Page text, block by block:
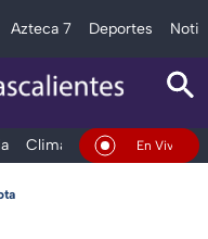
Azteca 7 Deportes
Clima DeportesEn Vivo